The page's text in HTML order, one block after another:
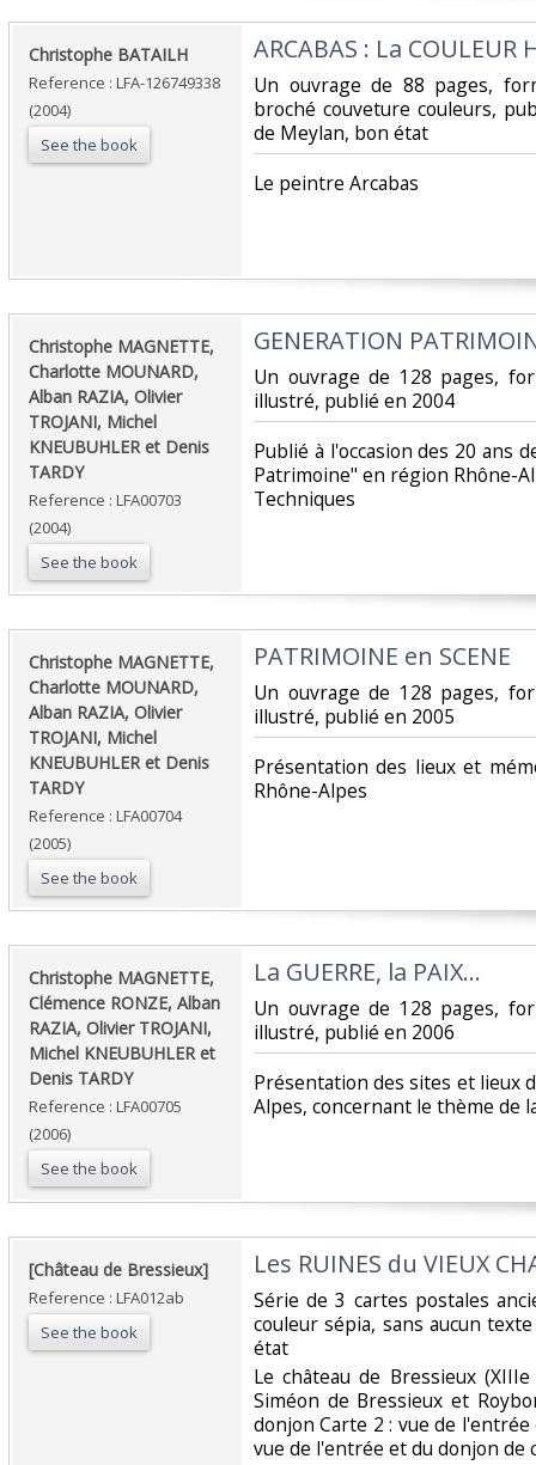
‎Christophe BATAILH‎
Reference : LFA-126749338
(2004)
See the book
‎ARCABAS : La COULEUR
‎Un ouvrage de 88 pages,
broché couveture couleurs,
de Meylan, bon état‎
‎Le peintre Arcabas‎
‎Christophe MAGNETTE,
Charlotte MOUNARD,
Alban RAZIA, Olivier
TROJANI, Michel
KNEUBUHLER et Denis
TARDY‎
Reference : LFA00703
(2004)
See the book
‎GENERATION
‎Un ouvrage de 128 pages,
illustré, publié en 2004‎
‎Publié à l'occasion des 20 ans
Patrimoine" en région Rhône-
Techniques‎
‎Christophe MAGNETTE,
Charlotte MOUNARD,
Alban RAZIA, Olivier
TROJANI, Michel
KNEUBUHLER et Denis
TARDY‎
Reference : LFA00704
(2005)
See the book
‎PATRIMOINE en SCENE‎
‎Un ouvrage de 128 pages,
illustré, publié en 2005‎
‎Présentation des lieux et
Rhône-Alpes‎
‎Christophe MAGNETTE,
Clémence RONZE, Alban
RAZIA, Olivier TROJANI,
Michel KNEUBUHLER et
Denis TARDY‎
Reference : LFA00705
(2006)
See the book
‎La GUERRE, la PAIX...‎
‎Un ouvrage de 128 pages,
illustré, publié en 2006‎
‎Présentation des sites et lieux
Alpes, concernant le thème de
‎[Château de Bressieux]‎
Reference : LFA012ab
See the book
‎Les RUINES du VIEUX
‎Série de 3 cartes postales
couleur sépia, sans aucun
état‎
‎Le château de Bressieux
Siméon de Bressieux et
donjon Carte 2 : vue de
vue de l'entrée et du donjon de